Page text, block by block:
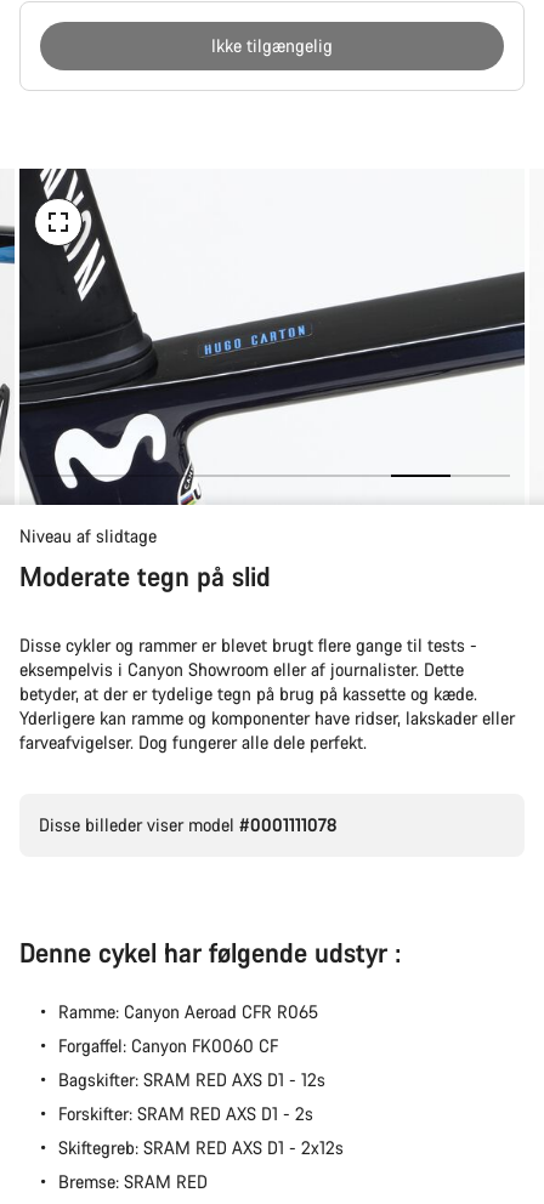
Ikke tilgængelig
købe
Niveau af slidtage
Moderate tegn på slid
Disse cykler og rammer er blevet brugt flere gange til tests -
eksempelvis i Canyon Showroom eller af journalister. Dette
betyder, at der er tydelige tegn på brug på kassette og kæde.
Yderligere kan ramme og komponenter have ridser, lakskader eller
farveafvigelser. Dog fungerer alle dele perfekt.
Disse billeder viser model #0001111078
Denne cykel har følgende udstyr :
Ramme: Canyon Aeroad CFR R065
Forgaffel: Canyon FK0060 CF
Bagskifter: SRAM RED AXS D1 - 12s
Forskifter: SRAM RED AXS D1 - 2s
Skiftegreb: SRAM RED AXS D1 - 2x12s
Bremse: SRAM RED